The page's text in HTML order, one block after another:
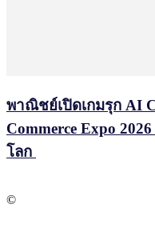
พาณิชย์เปิดเกมรุก AI
Commerce Expo
โลก
©